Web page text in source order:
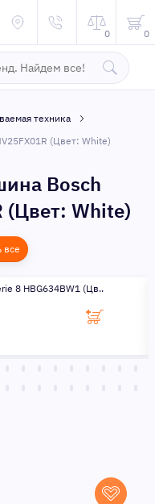
0 0
техника
(Цвет: White)
Bosch
(Цвет: White)
все
8 HBG634BW1 (Цв..